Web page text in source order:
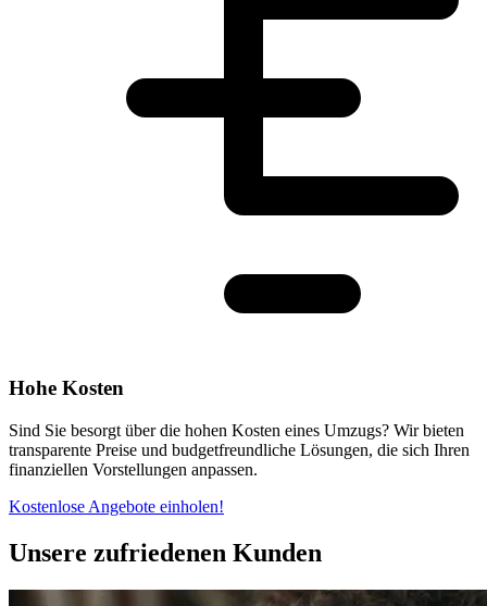
Hohe Kosten
Sind Sie besorgt über die hohen Kosten eines Umzugs? Wir bieten
transparente Preise und budgetfreundliche Lösungen, die sich Ihren
finanziellen Vorstellungen anpassen.
Kostenlose Angebote einholen!
Unsere zufriedenen Kunden